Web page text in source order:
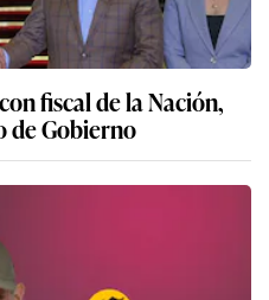
fiscal de la Nación,
de Gobierno